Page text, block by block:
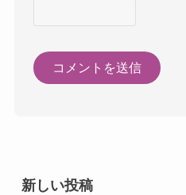
新しい投稿